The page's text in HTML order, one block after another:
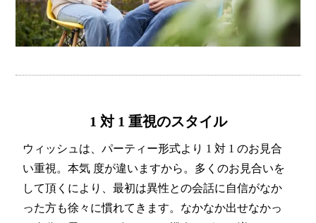
1 対 1 重視のスタイル
ウィッシュは、パーティー形式より 1 対 1 のお見合
い重視。本気 度が違いますから。多くのお見合いを
して頂くにより、最初は異性との会話に自信がなか
った方も徐々に慣れてきます。なかなか出せなかっ